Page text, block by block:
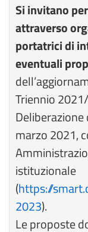
Si invitano
attraverso
portatrici di
eventuali
Triennio
Deliberazione
marzo 2021,
istituzionale
(https://
2023).
Le proposte